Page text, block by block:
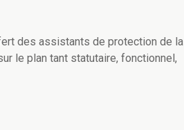
des assistants de protection de la
le plan tant statutaire, fonctionnel,